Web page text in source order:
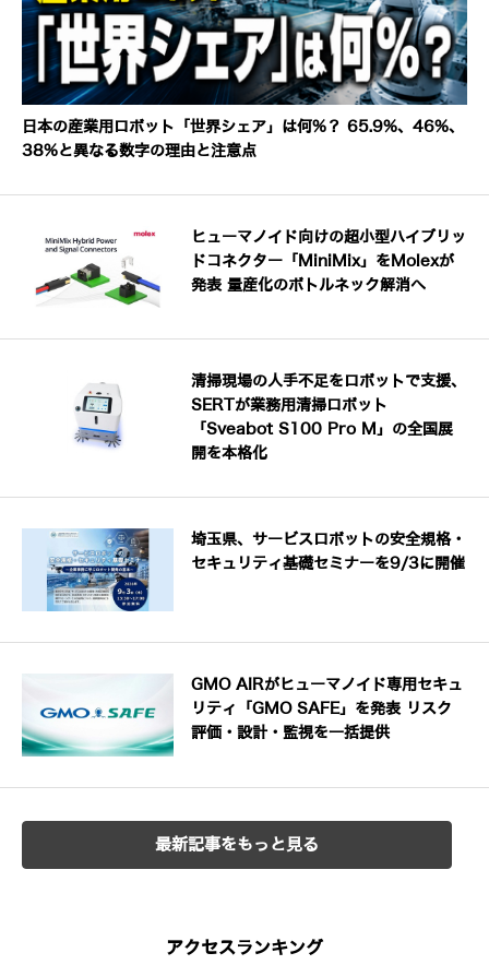
日本の産業用ロボット「世界シェア」は何%？ 65.9%、46%、
38%と異なる数字の理由と注意点
ヒューマノイド向けの超小型ハイブリッ
ドコネクター「MiniMix」をMolexが
発表 量産化のボトルネック解消へ
清掃現場の人手不足をロボットで支援、
SERTが業務用清掃ロボット
「Sveabot S100 Pro M」の全国展
開を本格化
埼玉県、サービスロボットの安全規格・
セキュリティ基礎セミナーを9/3に開催
GMO AIRがヒューマノイド専用セキュ
リティ「GMO SAFE」を発表 リスク
評価・設計・監視を一括提供
最新記事をもっと見る
アクセスランキング